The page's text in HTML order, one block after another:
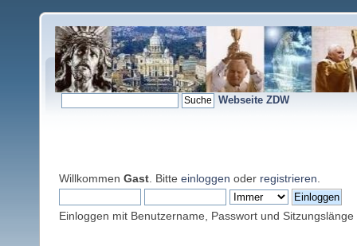
Webseite ZDW
Willkommen Gast . Bitte einloggen oder registrieren
Einloggen mit Benutzername, Passwort und Sitzungslänge